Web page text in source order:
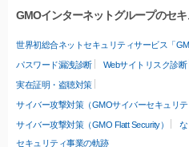
GMOインターネットグループのセ
世界初総合ネットセキュリティサービス「
パスワード漏洩診断 Webサイトリスク診断
実在証明・盗聴対策
サイバー攻撃対策（GMOサイバーセキュリテ
サイバー攻撃対策（GMO Flatt Security）
セキュリティ事業の軌跡